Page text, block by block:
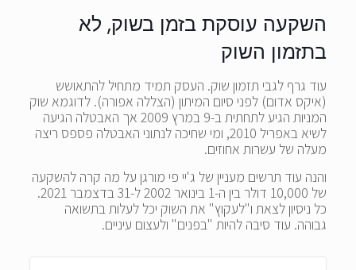
השקעה עוסקת בזמן בשוק, לא
בתזמון השוק
עוד גרף לגבי תזמון שוק. העסק תמיד מתחיל להתאושש
(איקס אדום) לפני סיום המיתון (הצללה אפורה). לדוגמא שוק
המניות הגיע לתחתית ב-9 במרץ 2009 אך האבטלה הגיעה
לשיא באפריל 2010, ומי שחיכה לנתוני האבטלה פספס ריצה
מעלה של עשרות אחוזים.
והנה עוד תרשים מעניין של ג'יי פי מורגן על מה קרה להשקעה
של 10,000 דולר בין ה-1 בינואר 2002 ל-31 בדצמבר 2021.
כל ניסיון לצאת ו"לעקוץ" את השוק יכל לעלות בתשואה
גבוהה. עוד סיבה להיות "בפנים" ולעצום עיניים.